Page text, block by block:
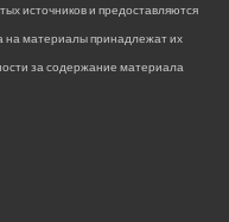
источников и предоставляются
на материалы принадлежат их
за содержание материала